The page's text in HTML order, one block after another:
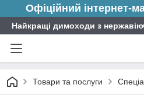
Офіційний інтернет-
Найкращі димоходи з
Товари та послуги